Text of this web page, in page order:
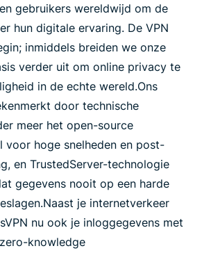
gebruikers wereldwijd om de
hun digitale ervaring. De VPN
inmiddels breiden we onze
verder uit om online privacy te
in de echte wereld.Ons
door technische
meer het open-source
hoge snelheden en post-
en TrustedServer-technologie
gegevens nooit op een harde
Naast je internetverkeer
nu ook je inloggegevens met
knowledge